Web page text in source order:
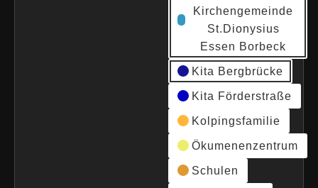
Kirchengemeinde
St.Dionysius
Essen Borbeck
Kita Bergbrücke
Kita Förderstraße
Kolpingsfamilie
Ökumenenzentrum
Schulen